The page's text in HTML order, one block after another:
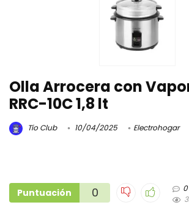
Olla Arrocera con
RRC-10C 1,8 lt
Tío Club 10/04/2025 Electrohogar
Puntuación 0
0